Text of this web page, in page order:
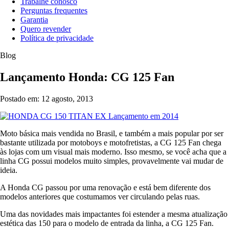
Perguntas frequentes
Garantia
Quero revender
Política de privacidade
Blog
Lançamento Honda: CG 125 Fan
Postado em: 12 agosto, 2013
Moto básica mais vendida no Brasil, e também a mais popular por ser
bastante utilizada por motoboys e motofretistas, a CG 125 Fan chega
às lojas com um visual mais moderno. Isso mesmo, se você acha que a
linha CG possui modelos muito simples, provavelmente vai mudar de
ideia.
A Honda CG passou por uma renovação e está bem diferente dos
modelos anteriores que costumamos ver circulando pelas ruas.
Uma das novidades mais impactantes foi estender a mesma atualização
estética das 150 para o modelo de entrada da linha, a CG 125 Fan.